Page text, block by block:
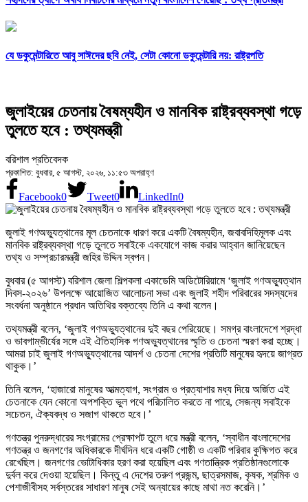
যে ডকুমেন্টারিতে আবু সাঈদের ছবি নেই, সেটা কোনো ডকুমেন্টারি নয়: রাষ্ট্রপতি
জুলাইয়ের চেতনায় বৈষম্যহীন ও মানবিক রাষ্ট্রব্যবস্থা গড়ে
তুলতে হবে : তথ্যমন্ত্রী
বরিশাল প্রতিবেদক
প্রকাশিত: বুধবার, ৫ আগস্ট, ২০২৬, ১১:৫৩ অপরাহ্ণ
Facebook0 Tweet0 LinkedIn0
জুলাই গণঅভ্যুত্থানের মূল চেতনাকে ধারণ করে একটি বৈষম্যহীন, জবাবদিহিমূলক এবং
মানবিক রাষ্ট্রব্যবস্থা গড়ে তুলতে সবাইকে একযোগে কাজ করার আহ্বান জানিয়েছেন
তথ্য ও সম্প্রচারমন্ত্রী জহির উদ্দিন স্বপন।
বুধবার (৫ আগস্ট) বরিশাল জেলা শিল্পকলা একাডেমি অডিটোরিয়ামে ‘জুলাই গণঅভ্যুত্থান
দিবস-২০২৬’ উপলক্ষে আয়োজিত আলোচনা সভা এবং জুলাই শহীদ পরিবারের সদস্যদের
সংবর্ধনা অনুষ্ঠানে প্রধান অতিথির বক্তব্যে তিনি এ কথা বলেন।
তথ্যমন্ত্রী বলেন, ‘জুলাই গণঅভ্যুত্থানের দুই বছর পেরিয়েছে। সমগ্র বাংলাদেশে শ্রদ্ধা
ও ভাবগাম্ভীর্যের সঙ্গে এই ঐতিহাসিক গণঅভ্যুত্থানের স্মৃতি ও চেতনা স্মরণ করা হচ্ছে।
আমরা চাই জুলাই গণঅভ্যুত্থানের আদর্শ ও চেতনা দেশের প্রতিটি মানুষের হৃদয়ে জাগ্রত
থাকুক।’
তিনি বলেন, ‘হাজারো মানুষের আত্মত্যাগ, সংগ্রাম ও প্রত্যাশার মধ্য দিয়ে অর্জিত এই
চেতনাকে যেন কোনো অপশক্তি ভুল পথে পরিচালিত করতে না পারে, সেজন্য সবাইকে
সচেতন, ঐক্যবদ্ধ ও সজাগ থাকতে হবে।’
গণতন্ত্র পুনরুদ্ধারের সংগ্রামের প্রেক্ষাপট তুলে ধরে মন্ত্রী বলেন, ‘স্বাধীন বাংলাদেশের
গণতন্ত্র ও জনগণের অধিকারকে দীর্ঘদিন ধরে একটি গোষ্ঠী ও একটি পরিবার কুক্ষিগত করে
রেখেছিল। জনগণের ভোটাধিকার হরণ করা হয়েছিল এবং গণতান্ত্রিক প্রতিষ্ঠানগুলোকে
দুর্বল করে দেওয়া হয়েছিল। কিন্তু এ দেশের তরুণ প্রজন্ম, ছাত্রসমাজ, কৃষক, শ্রমিক ও
পেশাজীবীসহ সর্বস্তরের সাধারণ মানুষ সেই অন্যায়ের কাছে মাথা নত করেনি।’